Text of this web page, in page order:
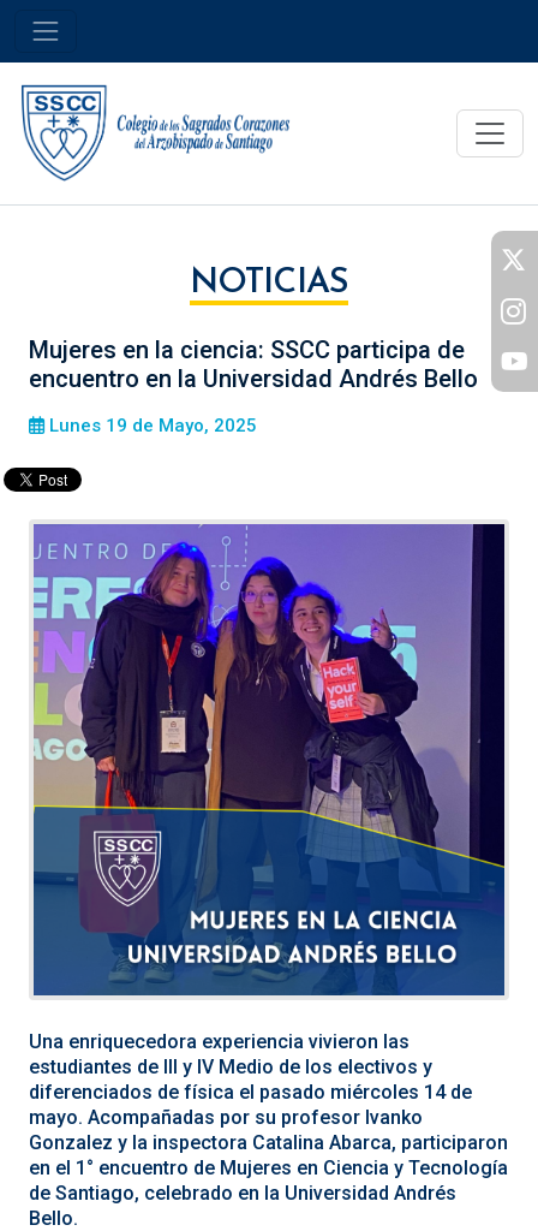
NOTICIAS
Mujeres en la ciencia: SSCC participa de
encuentro en la Universidad Andrés Bello
Lunes 19 de Mayo, 2025
Una enriquecedora experiencia vivieron las
estudiantes de III y IV Medio de los electivos y
diferenciados de física el pasado miércoles 14 de
mayo. Acompañadas por su profesor Ivanko
Gonzalez y la inspectora Catalina Abarca, participaron
en el 1° encuentro de Mujeres en Ciencia y Tecnología
de Santiago, celebrado en la Universidad Andrés
Bello.